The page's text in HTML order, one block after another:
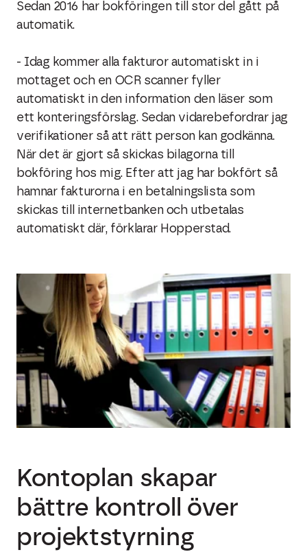
Sedan 2016 har bokföringen till stor del gått på
automatik.
- Idag kommer alla fakturor automatiskt in i
mottaget och en OCR scanner fyller
automatiskt in den information den läser som
ett konteringsförslag. Sedan vidarebefordrar jag
verifikationer så att rätt person kan godkänna.
När det är gjort så skickas bilagorna till
bokföring hos mig. Efter att jag har bokfört så
hamnar fakturorna i en betalningslista som
skickas till internetbanken och utbetalas
automatiskt där, förklarar Hopperstad.
Kontoplan skapar
bättre kontroll över
projektstyrning